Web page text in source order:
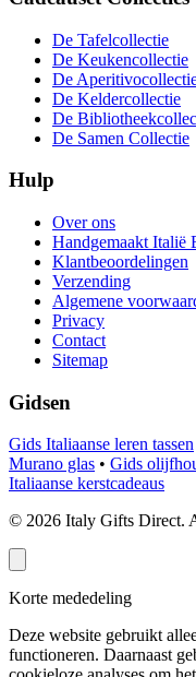
De Tafelcollectie
De Keukencollectie
De
De Keldercollectie
De
De Samen Collectie
Hulp
Over ons
Handgemaakt Italië
Klantbeoordelingen
Verzending
Algemene
Privacy
Contact
Sitemap
Gidsen
Gids Italiaanse leren tassen
Murano glas • Gids
Italiaanse kerstcadeaus
© 2026 Italy Gifts Direct.
Korte mededeling
Deze website gebruikt
functioneren. Daarnaast